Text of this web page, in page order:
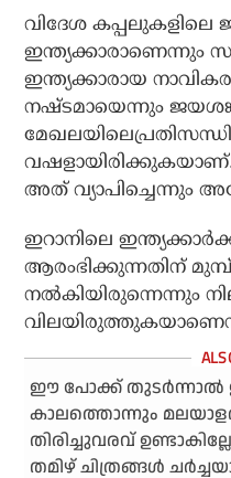
വിദേശ കപ്പലുകളിലെ
ഇന്ത്യക്കാരാണെന്നും
ഇന്ത്യക്കാരായ
നഷ്ടമായെന്നും
വഷളായിരിക്കുകയാണ്.
അത് വ്യാപിച്ചെന്നും
ഇറാനിലെ
ആരംഭിക്കുന്നതിന് മുമ്പ്
നല്‍കിയിരുന്നെന്നും
ഈ പോക്ക് തുടർന്നാൽ
കാലത്തൊന്നും
തിരിച്ചുവരവ്
തമിഴ് ചിത്രങ്ങൾ